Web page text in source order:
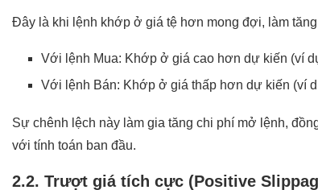
Đây là khi lệnh khớp ở giá tệ hơn mong đợi, làm
Với lệnh Mua: Khớp ở giá cao hơn dự kiến (ví
Với lệnh Bán: Khớp ở giá thấp hơn dự kiến (ví
Sự chênh lệch này làm gia tăng chi phí mở lệnh,
với tính toán ban đầu.
2.2. Trượt giá tích cực (Positive